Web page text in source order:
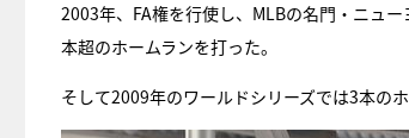
2003年、FA権を行使し、MLBの名門・ニュ
本超のホームランを打った。
そして2009年のワールドシリーズでは3本の